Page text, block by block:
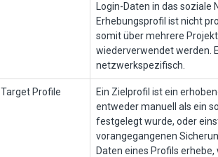
Login-Daten in das soziale
Erhebungsprofil ist nicht
somit über mehrere
wiederverwendet werden.
netzwerkspezifisch.
Target Profile
Ein Zielprofil ist ein
entweder manuell als ein
festgelegt wurde, oder
vorangegangenen
Daten eines Profils